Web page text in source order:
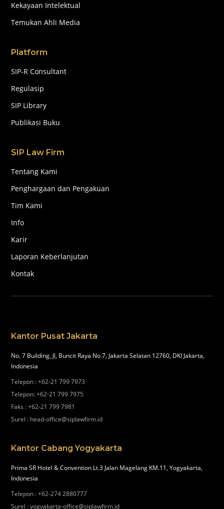
Kekayaan Intelektual
Temukan Ahli Media
Platform
SIP-R Consultant
Regulasip
SIP Library
Publikasi Buku
SIP Law Firm
Tentang Kami
Penghargaan dan Pengakuan
Tim Kami
Info
Karir
Laporan Keberlanjutan
Kontak
Kantor Pusat Jakarta
No. 7 Building, Jl, Buncit Raya No.7, Jakarta Selatan 12760, DKI Jakarta,
Indonesia
Telepon :+62-21 799 7973
Telepon:+62-21 799 7975
Faks :+62-21 799 7981
Surel : head-office@siplawfirm.id
Kantor Cabang Yogyakarta
Prima SR Hotel & Convention Lt.3 Jalan Magelang KM.11, Yogyakarta,
Indonesia
Telepon :+62-274 2880777
Surel :yogyakarta-office@siplawfirm.id